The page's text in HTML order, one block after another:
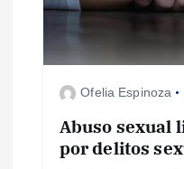
d
e
Ofelia Espinoza
Abuso sexual
por delitos